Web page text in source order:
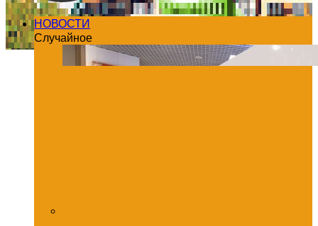
НОВОСТИ
Случайное